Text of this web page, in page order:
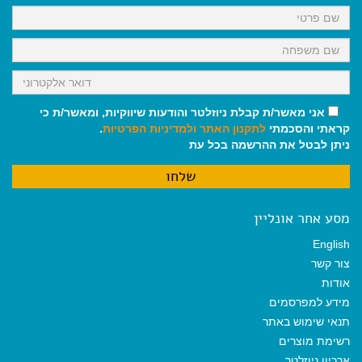
k
p
m
אני מאשר/ת קבלת ניוזלטר והודעות שיווקיות, ומאשר/ת כי
קראתי והסכמתי לתקנון האתר ולמדיניות הפרטיות.
ניתן לבטל את ההרשמה בכל עת
מסע אחר אונליין
English
צור קשר
אודות
מידע למפרסמים
תנאי שימוש באתר
רשימת מוצרים